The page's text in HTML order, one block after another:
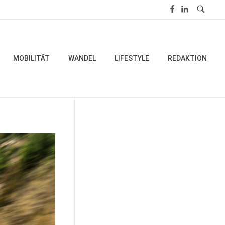
MOBILITÄT WANDEL LIFESTYLE REDAKTION